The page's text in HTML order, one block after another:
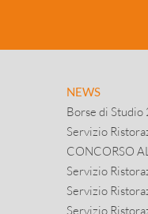
NEWS
Borse di Studio
Servizio
CONCORSO
Servizio
Servizio
Servizio